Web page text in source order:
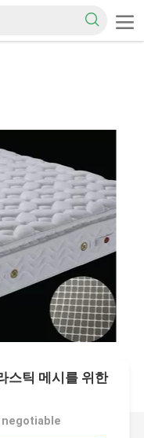
스틱 메시를 위한
negotiable